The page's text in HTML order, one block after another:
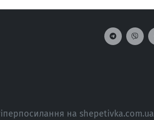
на shepetivka.com.ua